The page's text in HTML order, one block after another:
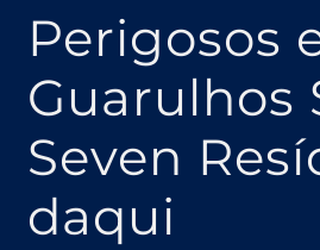
Perigosos
Guarulhos
Seven
daqui